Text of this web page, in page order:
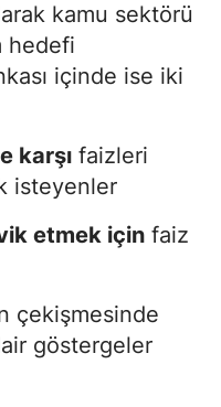
kamu sektörü
hedefi
içinde ise iki
karşı faizleri
isteyenler
etmek için faiz
çekişmesinde
göstergeler